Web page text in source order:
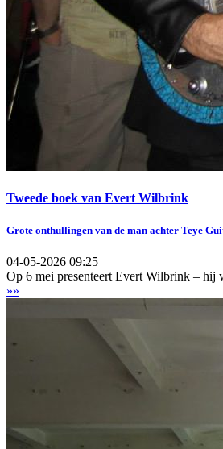
Tweede boek van Evert Wilbrink
Grote onthullingen van de man achter Teye
04-05-2026 09:25
Op 6 mei presenteert Evert Wilbrink – hij
»»